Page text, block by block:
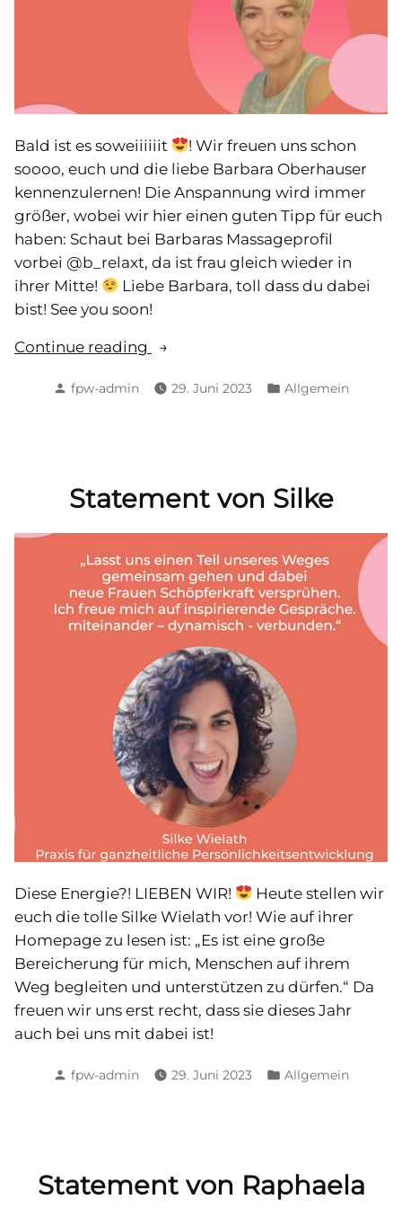
Bald ist es soweiiiiiit
! Wir freuen uns schon
soooo, euch und die liebe Barbara Oberhauser
kennenzulernen! Die Anspannung wird immer
größer, wobei wir hier einen guten Tipp für euch
haben: Schaut bei Barbaras Massageprofil
vorbei @b_relaxt, da ist frau gleich wieder in
ihrer Mitte!
Liebe Barbara, toll dass du dabei
bist! See you soon!
Continue reading
„Statement
Barbara“
Posted
fpw-admin 29. Juni 2023
Posted
Allgemein
Statement von Silke
Diese Energie?! LIEBEN WIR!
Heute stellen wir
euch die tolle Silke Wielath vor! Wie auf ihrer
Homepage zu lesen ist: „Es ist eine große
Bereicherung für mich, Menschen auf ihrem
Weg begleiten und unterstützen zu dürfen.“ Da
freuen wir uns erst recht, dass sie dieses Jahr
auch bei uns mit dabei ist!
Posted
fpw-admin 29. Juni 2023
Posted
Allgemein
Statement von Raphaela